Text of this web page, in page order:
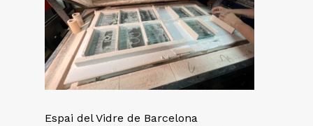
Espai del Vidre de Barcelona